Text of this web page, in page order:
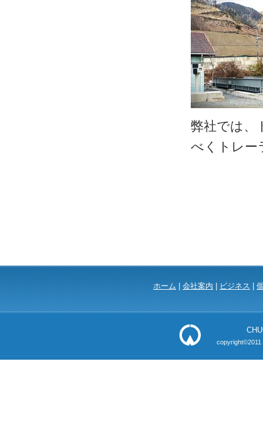
弊社では、
べくトレー
ホーム 会社案内 ビジネス
copyright©2011